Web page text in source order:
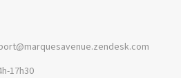
17h30